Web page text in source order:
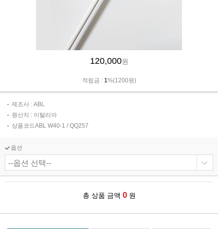
120,000원
적립금 : 1%(1200원)
제조사 : ABL
원산지 : 이탈리아
상품코드ABL W40-1 / QQ257
옵션
총 상품 금액 0 원